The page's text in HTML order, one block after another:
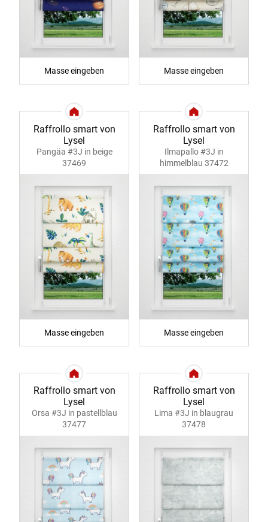
Masse eingeben Masse eingeben
Raffrollo smart von
Lysel
Pangäa #3J in beige
37469
Masse eingeben
Raffrollo smart von
Lysel
Ilmapallo #3J in
himmelblau 37472
Masse eingeben
Raffrollo smart von
Lysel
Orsa #3J in pastellblau
37477
Raffrollo smart von
Lysel
Lima #3J in blaugrau
37478